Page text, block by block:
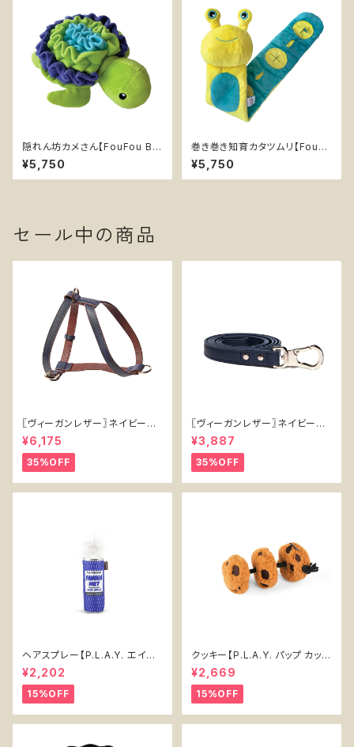
隠れん坊カメさん【FouFou Bra
nds】 ノーズワーク 犬 おもちゃ
ぬいぐるみ スナッフルマット 知
育 エンリッチメント
¥5,750
巻き巻き知育カタツムリ【FouFo
u Brands】 ノーズワーク 犬 お
もちゃ ぬいぐるみ 知育 エンリッ
チメント
¥5,750
セール中の商品
〖ヴィーガンレザー〗ネイビーハ
ーネス【Vegan Leather Navy
Harness】
¥6,175
35%OFF
〖ヴィーガンレザー〗ネイビーリ
ード【Vegan Leather Navy L
ead】
¥3,887
35%OFF
ヘアスプレー【P.L.A.Y. エイテ
ィーズ クラシック】犬用おもちゃ
Pawqua Net 【P.L.A.Y. 80s
Classics Collection】
¥2,202
15%OFF
クッキー【P.L.A.Y. パップ カップ
カフェ】犬用おもちゃ Cookies
n' Treats 【P.L.A.Y. Pup Cup
Cafe Collection】
¥2,669
15%OFF